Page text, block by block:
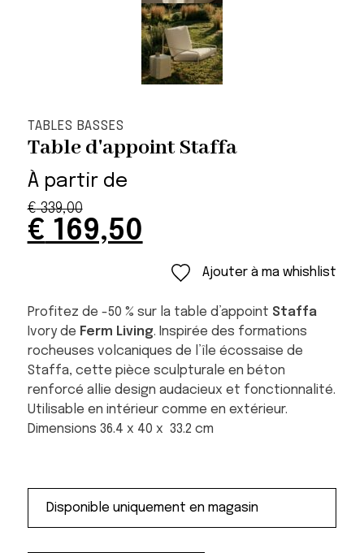
TABLES BASSES
Table d'appoint Staffa
À partir de
€339,00
Original
price
€ 339,00.
€ 169,50
price
is:
€ 169,50.
Ajouter à ma whishlist
Profitez de -50 % sur la table d’appoint Staffa
Ivory de Ferm Living. Inspirée des formations
rocheuses volcaniques de l’île écossaise de
Staffa, cette pièce sculpturale en béton
renforcé allie design audacieux et fonctionnalité.
Utilisable en intérieur comme en extérieur.
Dimensions 36.4 x 40 x 33.2 cm